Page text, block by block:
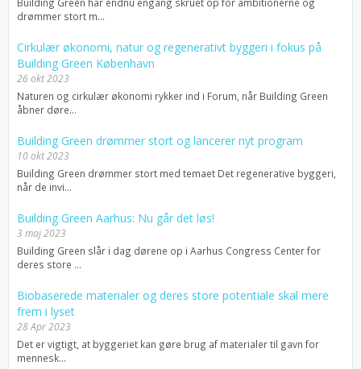
Building Green har endnu engang skruet op for ambitionerne og
drømmer stort m...
Cirkulær økonomi, natur og regenerativt byggeri i fokus på
Building Green København
26 okt 2023
Naturen og cirkulær økonomi rykker ind i Forum, når Building Green
åbner døre...
Building Green drømmer stort og lancerer nyt program
10 okt 2023
Building Green drømmer stort med temaet Det regenerative byggeri,
når de invi...
Building Green Aarhus: Nu går det løs!
3 maj 2023
Building Green slår i dag dørene op i Aarhus Congress Center for
deres store ...
Biobaserede materialer og deres store potentiale skal mere
frem i lyset
28 Apr 2023
Det er vigtigt, at byggeriet kan gøre brug af materialer til gavn for
mennesk...